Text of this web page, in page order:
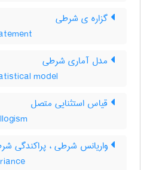
گزاره ی شرطی
مدل آماری شرطی
model
قیاس استثنایی متصل
واریانس شرطی ، پراکندگی